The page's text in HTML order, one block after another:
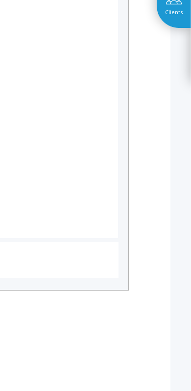
Clients